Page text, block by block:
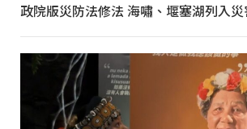
政院版災防法修法 海嘯、堰塞湖列入災